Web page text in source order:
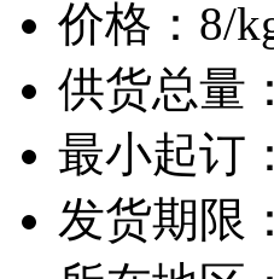
价格： 8/
供货总量：
最小起订
发货期限